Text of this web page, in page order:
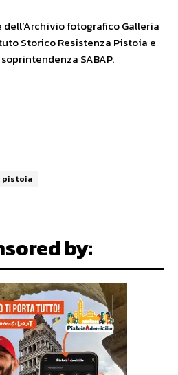
fotografico Galleria
Storico Resistenza Pistoia e
SABAP.
pistoia
by: